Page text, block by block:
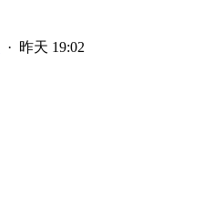
· 昨天 19:02